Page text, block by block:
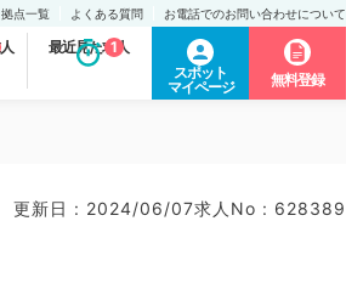
拠点一覧 よくある質問 お電話でのお問い合わせについて
最近見た求人
1
スポット
マイページ
無料登録
更新日 : 2024/06/07求人No : 628389